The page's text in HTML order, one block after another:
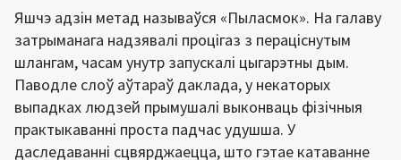
Яшчэ адзін метад называўся «Пыласмок». На галаву
затрыманага надзявалі процігаз з пераціснутым
шлангам, часам унутр запускалі цыгарэтны дым.
Паводле слоў аўтараў даклада, у некаторых
выпадках людзей прымушалі выконваць фізічныя
практыкаванні проста падчас удушша. У
даследаванні сцвярджаецца, што гэтае катаванне